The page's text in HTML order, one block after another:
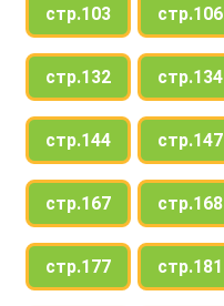
стр.103 стр.106
стр.132 стр.134
стр.144 стр.147
стр.167 стр.168
стр.177 стр.181